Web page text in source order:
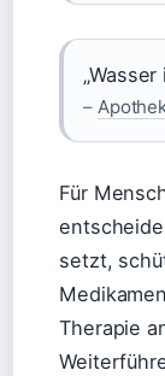
–
Für
setzt,
Therapie